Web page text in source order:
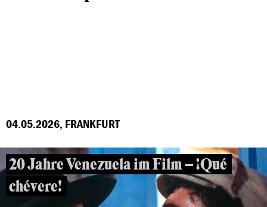
04.05.2026, FRANKFURT
20 Jahre Venezuela im Film – ¡Qué
chévere!